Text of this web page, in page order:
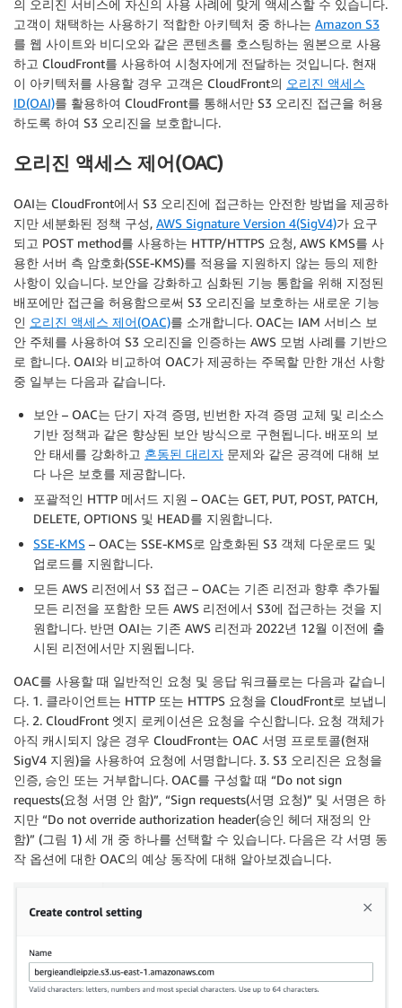
의 오리진 서비스에 자신의 사용 사례에 맞게 액세스할 수 있습니다.
고객이 채택하는 사용하기 적합한 아키텍처 중 하나는 Amazon S3
를 웹 사이트와 비디오와 같은 콘텐츠를 호스팅하는 원본으로 사용
하고 CloudFront를 사용하여 시청자에게 전달하는 것입니다. 현재
이 아키텍처를 사용할 경우 고객은 CloudFront의 오리진 액세스
ID(OAI)를 활용하여 CloudFront를 통해서만 S3 오리진 접근을 허용
하도록 하여 S3 오리진을 보호합니다.
오리진 액세스 제어(OAC)
OAI는 CloudFront에서 S3 오리진에 접근하는 안전한 방법을 제공하
지만 세분화된 정책 구성, AWS Signature Version 4(SigV4)가 요구
되고 POST method를 사용하는 HTTP/HTTPS 요청, AWS KMS를 사
용한 서버 측 암호화(SSE-KMS)를 적용을 지원하지 않는 등의 제한
사항이 있습니다. 보안을 강화하고 심화된 기능 통합을 위해 지정된
배포에만 접근을 허용함으로써 S3 오리진을 보호하는 새로운 기능
인 오리진 액세스 제어(OAC)를 소개합니다. OAC는 IAM 서비스 보
안 주체를 사용하여 S3 오리진을 인증하는 AWS 모범 사례를 기반으
로 합니다. OAI와 비교하여 OAC가 제공하는 주목할 만한 개선 사항
중 일부는 다음과 같습니다.
보안 – OAC는 단기 자격 증명, 빈번한 자격 증명 교체 및 리소스
기반 정책과 같은 향상된 보안 방식으로 구현됩니다. 배포의 보
안 태세를 강화하고 혼동된 대리자 문제와 같은 공격에 대해 보
다 나은 보호를 제공합니다.
포괄적인 HTTP 메서드 지원 – OAC는 GET, PUT, POST, PATCH,
DELETE, OPTIONS 및 HEAD를 지원합니다.
SSE-KMS – OAC는 SSE-KMS로 암호화된 S3 객체 다운로드 및
업로드를 지원합니다.
모든 AWS 리전에서 S3 접근 – OAC는 기존 리전과 향후 추가될
모든 리전을 포함한 모든 AWS 리전에서 S3에 접근하는 것을 지
원합니다. 반면 OAI는 기존 AWS 리전과 2022년 12월 이전에 출
시된 리전에서만 지원됩니다.
OAC를 사용할 때 일반적인 요청 및 응답 워크플로는 다음과 같습니
다. 1. 클라이언트는 HTTP 또는 HTTPS 요청을 CloudFront로 보냅니
다. 2. CloudFront 엣지 로케이션은 요청을 수신합니다. 요청 객체가
아직 캐시되지 않은 경우 CloudFront는 OAC 서명 프로토콜(현재
SigV4 지원)을 사용하여 요청에 서명합니다. 3. S3 오리진은 요청을
인증, 승인 또는 거부합니다. OAC를 구성할 때 “Do not sign
requests(요청 서명 안 함)”, “Sign requests(서명 요청)” 및 서명은 하
지만 “Do not override authorization header(승인 헤더 재정의 안
함)” (그림 1) 세 개 중 하나를 선택할 수 있습니다. 다음은 각 서명 동
작 옵션에 대한 OAC의 예상 동작에 대해 알아보겠습니다.